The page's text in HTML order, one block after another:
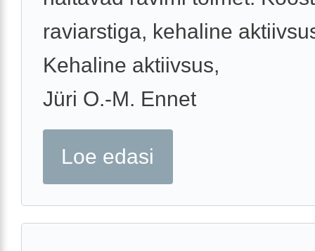
raviarstiga, kehaline
Kehaline aktiivsus,
Jüri O.-M. Ennet
Loe edasi